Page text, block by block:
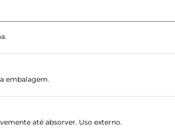
embalagem.
até absorver. Uso externo.